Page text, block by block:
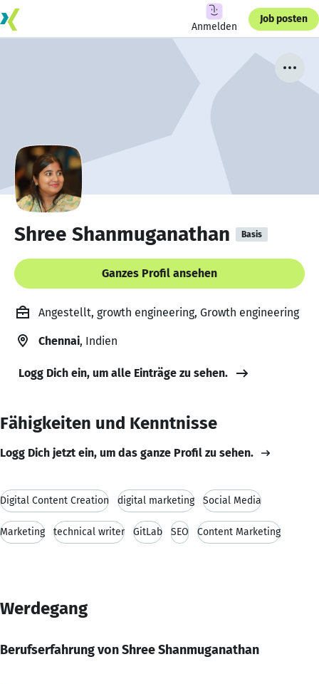
Anmelden
Job posten
Shree Shanmuganathan Basis
Ganzes Profil ansehen
Angestellt, growth engineering, Growth engineering
Chennai, Indien
Logg Dich ein, um alle Einträge zu sehen.
Fähigkeiten und Kenntnisse
Logg Dich jetzt ein, um das ganze Profil zu sehen.
Digital Content Creation digital marketing Social Media
Marketing technical writer GitLab SEO Content Marketing
Werdegang
Berufserfahrung von Shree Shanmuganathan